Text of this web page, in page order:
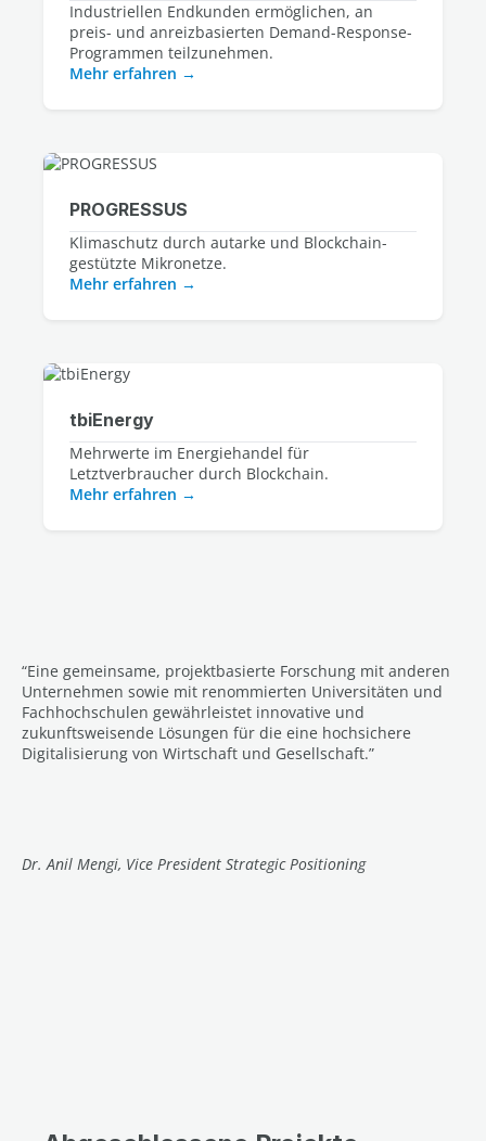
Industriellen Endkunden ermöglichen, an
preis- und anreizbasierten Demand-Response-
Programmen teilzunehmen.
Mehr erfahren
PROGRESSUS
Klimaschutz durch autarke und Blockchain-
gestützte Mikronetze.
Mehr erfahren
tbiEnergy
Mehrwerte im Energiehandel für
Letztverbraucher durch Blockchain.
Mehr erfahren
“Eine gemeinsame, projektbasierte Forschung mit anderen
Unternehmen sowie mit renommierten Universitäten und
Fachhochschulen gewährleistet innovative und
zukunftsweisende Lösungen für die eine hochsichere
Digitalisierung von Wirtschaft und Gesellschaft.”
Dr. Anil Mengi, Vice President Strategic Positioning